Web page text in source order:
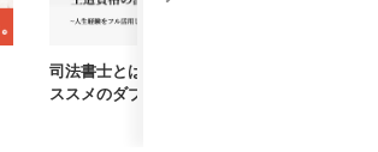
司法書士とは？受験資格はある？お
ススメのダブルライセンスも